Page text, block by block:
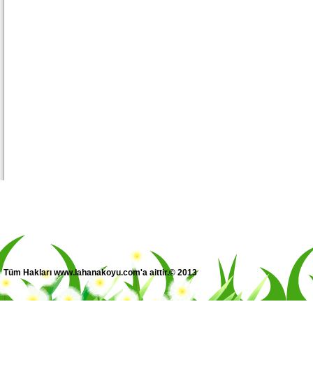
Tüm Hakları www.lahanakoyu.com'a aittir.© 2013